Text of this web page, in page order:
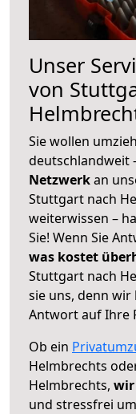
Unser
von
Sie wollen
deutschlandweit
Netzwerkan
Stuttgart nach
weiterwissen –
Sie! Wenn Sie
was kostet
Stuttgart nach
sie uns, denn
Antwort auf Ihre
Ob ein
Helmbrechts
Helmbrechts, wir
und stressfrei